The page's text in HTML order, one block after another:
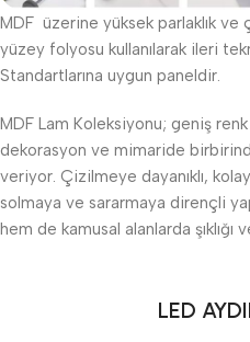
MDF üzerine yüksek parlaklık
yüzey folyosu kullanılarak ileri
Standartlarına uygun paneldir.
MDF Lam Koleksiyonu; geniş
dekorasyon ve mimaride
veriyor. Çizilmeye dayanıklı,
solmaya ve sararmaya dirençli
hem de kamusal alanlarda